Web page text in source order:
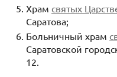
Храм святых
Саратова;
Больничный храм
Саратовской
12.